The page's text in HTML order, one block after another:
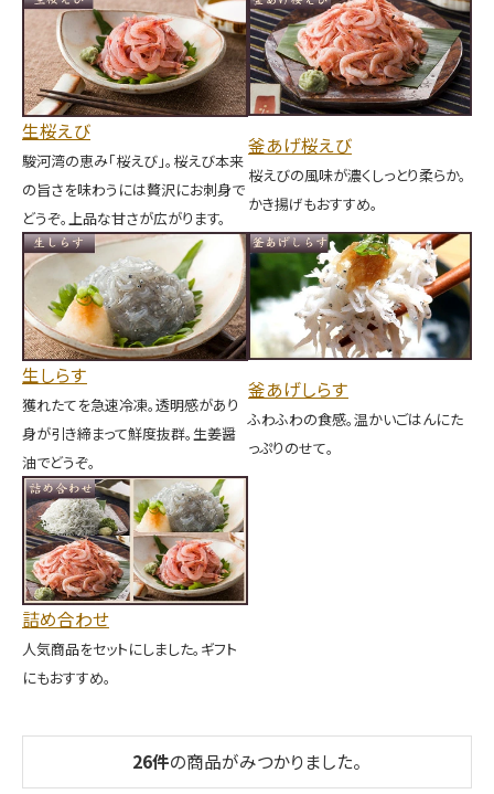
生桜えび
駿河湾の恵み「桜えび」。桜えび本来
の旨さを味わうには贅沢にお刺身で
どうぞ。上品な甘さが広がります。
釜あげ桜えび
桜えびの風味が濃くしっとり柔らか。
かき揚げもおすすめ。
生しらす
獲れたてを急速冷凍。透明感があり
身が引き締まって鮮度抜群。生姜醤
油でどうぞ。
釜あげしらす
ふわふわの食感。温かいごはんにた
っぷりのせて。
詰め合わせ
人気商品をセットにしました。ギフト
にもおすすめ。
26件の商品がみつかりました。